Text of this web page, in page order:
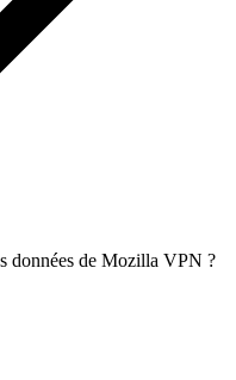
données de Mozilla VPN ?